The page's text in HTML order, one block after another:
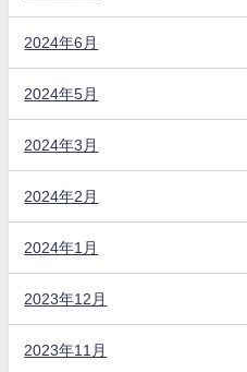
2024年6月
2024年5月
2024年3月
2024年2月
2024年1月
2023年12月
2023年11月